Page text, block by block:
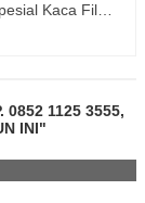
Kaca Fil…
0852 1125 3555,
INI"